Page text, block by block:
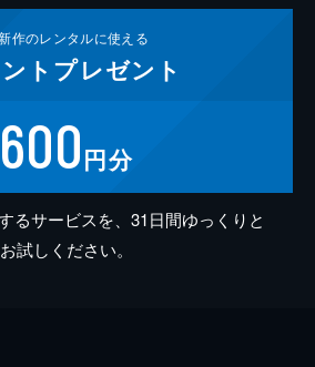
作のレンタルに使える
ト プレゼント
600円分
るサービスを、31日間ゆっくりと
お試しください。